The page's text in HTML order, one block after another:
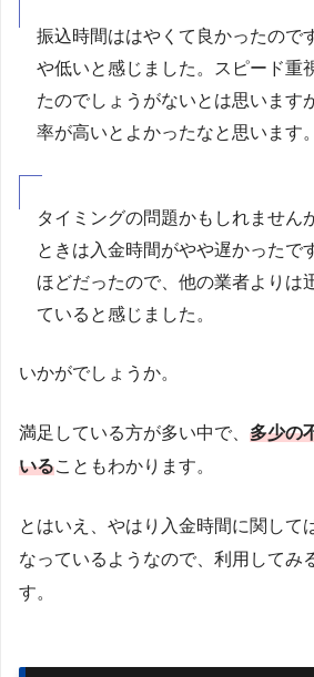
振込時間ははやくて良かったので
や低いと感じました。スピード重
たのでしょうがないとは思います
率が高いとよかったなと思います。
タイミングの問題かもしれません
ときは入金時間がやや遅かったで
ほどだったので、他の業者よりは
ていると感じました。
いかがでしょうか。
満足している方が多い中で、 多少の
いることもわかります。
とはいえ、やはり入金時間に関して
なっているようなので、利用してみ
す。